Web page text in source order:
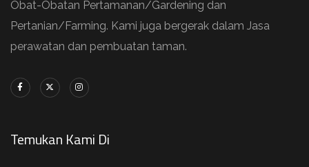
Obat-Obatan Pertamanan/Gardening dan
Pertanian/Farming. Kami juga bergerak dalam Jasa
perawatan dan pembuatan taman.
Temukan Kami Di